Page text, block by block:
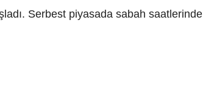
Serbest piyasada sabah saatlerinde